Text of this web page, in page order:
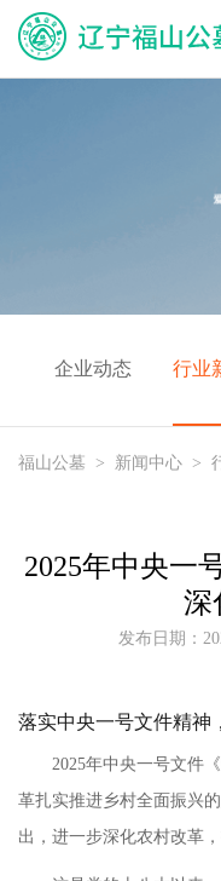
企业动态 行业
福山公墓 > 新闻中心 >
2025年中央一
深
发布日期：
落实中央一号文件精神
2025年中央一号文件
革扎实推进乡村全面振兴
出，进一步深化农村改革